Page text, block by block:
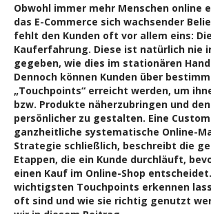
Obwohl immer mehr Menschen online
das E-Commerce sich wachsender
fehlt den Kunden oft vor allem eins:
Kauferfahrung. Diese ist natürlich nie
gegeben, wie dies im stationären
Dennoch können Kunden über
„Touchpoints“ erreicht werden, um
bzw. Produkte näherzubringen und
persönlicher zu gestalten. Eine
ganzheitliche systematische Online-
Strategie schließlich, beschreibt die
Etappen, die ein Kunde durchläuft,
einen Kauf im Online-Shop
wichtigsten Touchpoints erkennen
oft sind und wie sie richtig genutzt